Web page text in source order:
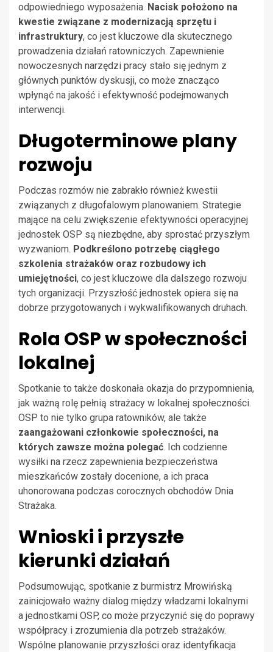
odpowiedniego wyposażenia. Nacisk położono na
kwestie związane z modernizacją sprzętu i
infrastruktury, co jest kluczowe dla skutecznego
prowadzenia działań ratowniczych. Zapewnienie
nowoczesnych narzędzi pracy stało się jednym z
głównych punktów dyskusji, co może znacząco
wpłynąć na jakość i efektywność podejmowanych
interwencji.
Długoterminowe plany
rozwoju
Podczas rozmów nie zabrakło również kwestii
związanych z długofalowym planowaniem. Strategie
mające na celu zwiększenie efektywności operacyjnej
jednostek OSP są niezbędne, aby sprostać przyszłym
wyzwaniom. Podkreślono potrzebę ciągłego
szkolenia strażaków oraz rozbudowy ich
umiejętności, co jest kluczowe dla dalszego rozwoju
tych organizacji. Przyszłość jednostek opiera się na
dobrze przygotowanych i wykwalifikowanych druhach.
Rola OSP w społeczności
lokalnej
Spotkanie to także doskonała okazja do przypomnienia,
jak ważną rolę pełnią strażacy w lokalnej społeczności.
OSP to nie tylko grupa ratowników, ale także
zaangażowani członkowie społeczności, na
których zawsze można polegać. Ich codzienne
wysiłki na rzecz zapewnienia bezpieczeństwa
mieszkańców zostały docenione, a ich praca
uhonorowana podczas corocznych obchodów Dnia
Strażaka.
Wnioski i przyszłe
kierunki działań
Podsumowując, spotkanie z burmistrz Mrowińską
zainicjowało ważny dialog między władzami lokalnymi
a jednostkami OSP, co może przyczynić się do poprawy
współpracy i zrozumienia dla potrzeb strażaków.
Wspólne planowanie przyszłości oraz identyfikacja